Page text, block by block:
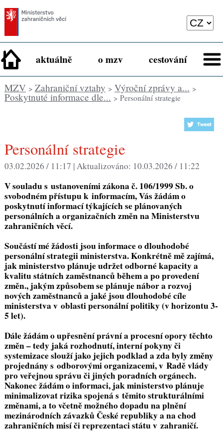
aktuálně o mzv cestování
MZV> Zahraniční vztahy > Výroční zprávy a... >
Poskytnuté informace dle... > Personální strategie
Personální strategie
03.02.2026 / 11:17 |Aktualizováno: 10.03.2026 / 11:22
V souladu s ustanoveními zákona č. 106/1999 Sb. o
svobodném přístupu k informacím, Vás žádám o
poskytnutí informací týkajících se plánovaných
personálních a organizačních změn na Ministerstvu
zahraničních věcí.
Součástí mé žádosti jsou informace o dlouhodobé
personální strategii ministerstva. Konkrétně mě zajímá,
jak ministerstvo plánuje udržet odborné kapacity a
kvalitu státních zaměstnanců během a po provedení
změn., jakým způsobem se plánuje nábor a rozvoj
nových zaměstnanců a jaké jsou dlouhodobé cíle
ministerstva v oblasti personální politiky (v horizontu 3-
5 let).
Dále žádám o upřesnění právní a procesní opory těchto
změn – tedy jaká rozhodnutí, interní pokyny či
systemizace slouží jako jejich podklad a zda byly změny
projednány s odborovými organizacemi, v Radě vlády
pro veřejnou správu či jiných poradních orgánech.
Nakonec žádám o informaci, jak ministerstvo plánuje
minimalizovat rizika spojená s těmito strukturálními
změnami, a to včetně možného dopadu na plnění
mezinárodních závazků České republiky a na chod
zahraničních misí či reprezentaci státu v zahraničí.